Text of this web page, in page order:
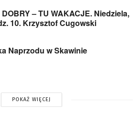
DOBRY – TU WAKACJE. Niedziela,
10. Krzysztof Cugowski
Naprzodu w Skawinie
POKAŻ WIĘCEJ